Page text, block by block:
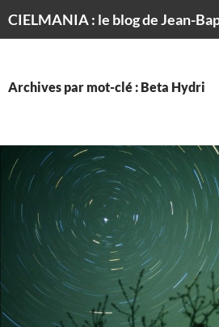
Archives par mot-clé : Beta Hydri